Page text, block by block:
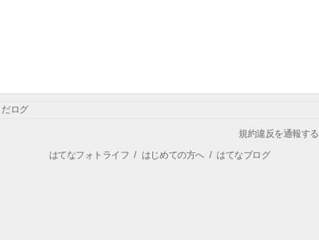
だログ
規約違反を通報する
はてなフォトライフ / はじめての方へ/ はてなブログ